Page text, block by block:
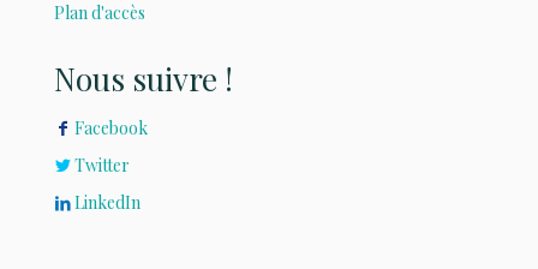
Plan d'accès
Nous suivre !
Facebook
Twitter
LinkedIn